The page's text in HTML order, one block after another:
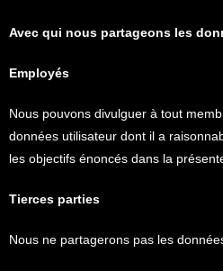
Avec qui nous partageons les
Employés
Nous pouvons divulguer à tout
données utilisateur dont il a
les objectifs énoncés dans la
Tierces parties
Nous ne partagerons pas les